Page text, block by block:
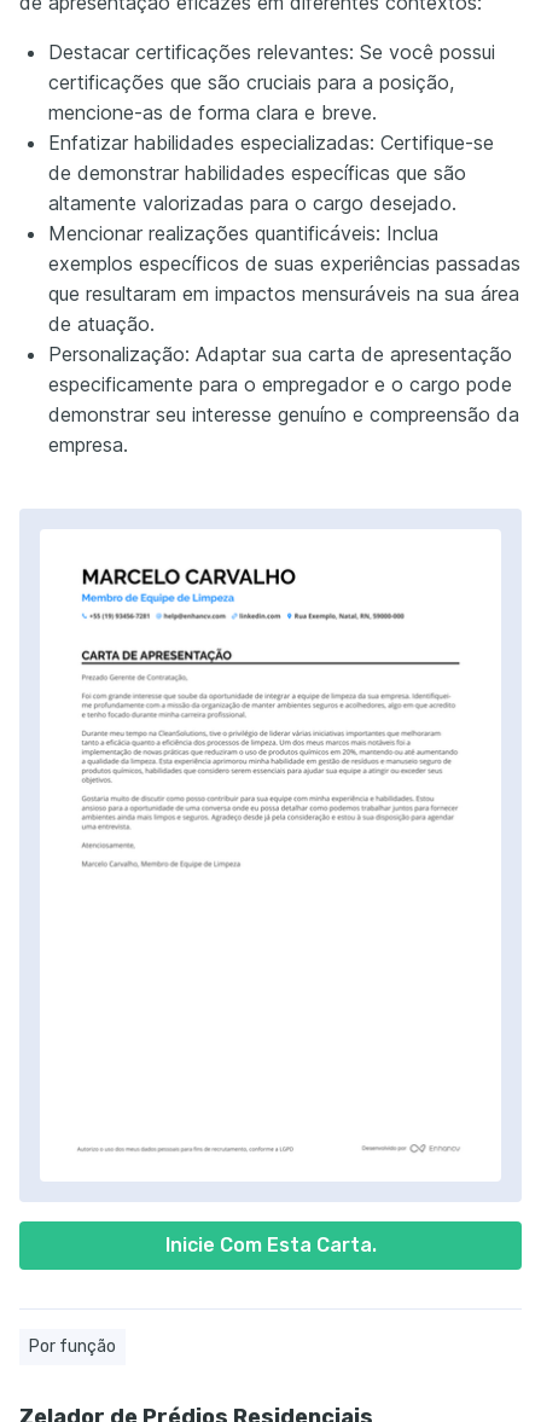
Inicie Com Esta Carta.
Destacar certificações relevantes: Se você possui
certificações que são cruciais para a posição,
mencione-as de forma clara e breve.
Enfatizar habilidades especializadas: Certifique-se
de demonstrar habilidades específicas que são
altamente valorizadas para o cargo desejado.
Mencionar realizações quantificáveis: Inclua
exemplos específicos de suas experiências passadas
que resultaram em impactos mensuráveis na sua área
de atuação.
Personalização: Adaptar sua carta de apresentação
especificamente para o empregador e o cargo pode
demonstrar seu interesse genuíno e compreensão da
empresa.
Por função